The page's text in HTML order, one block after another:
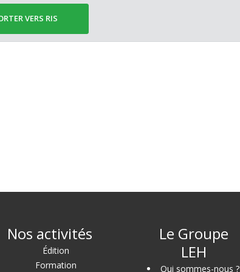
VERS RIS
Nos activités
Édition
Formation
Le Groupe
LEH
Qui sommes-nous ?